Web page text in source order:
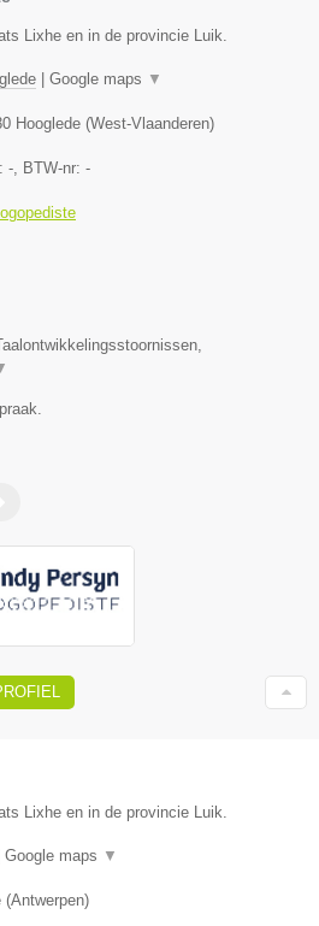
Lixhe en in de provincie Luik.
| Google maps ▼
Hooglede (West-Vlaanderen)
- , BTW-nr: -
Lixhe en in de provincie Luik.
Google maps ▼
(Antwerpen)